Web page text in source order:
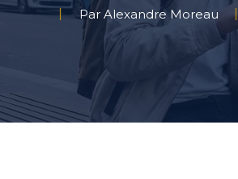
Par Alexandre Moreau